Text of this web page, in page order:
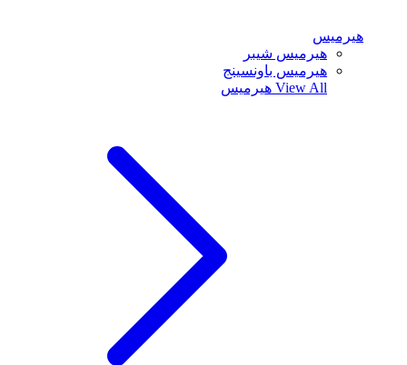
هيرميس
هيرميس شيبر
هيرميس باونسينج
View All هيرميس